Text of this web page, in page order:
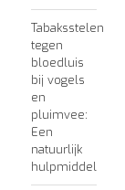
Tabaksstelen
tegen
bloedluis
bij vogels
en
pluimvee:
Een
natuurlijk
hulpmiddel